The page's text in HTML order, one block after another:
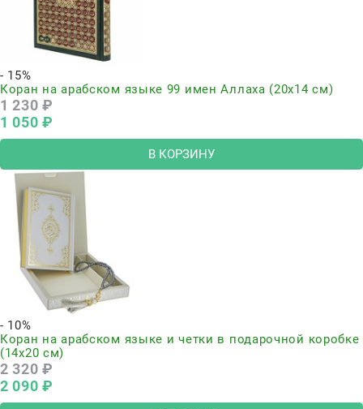
- 15%
Коран на арабском языке 99 имен Аллаха (20х14 см)
1 230 ₽
1 050 ₽
В КОРЗИНУ
- 10%
Коран на арабском языке и четки в подарочной коробке
(14х20 см)
2 320 ₽
2 090 ₽